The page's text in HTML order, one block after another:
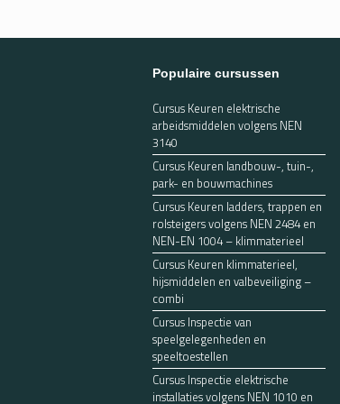
Populaire cursussen
Cursus Keuren elektrische
arbeidsmiddelen volgens NEN
3140
Cursus Keuren landbouw-, tuin-,
park- en bouwmachines
Cursus Keuren ladders, trappen en
rolsteigers volgens NEN 2484 en
NEN-EN 1004 – klimmaterieel
Cursus Keuren klimmaterieel,
hijsmiddelen en valbeveiliging –
combi
Cursus Inspectie van
speelgelegenheden en
speeltoestellen
Cursus Inspectie elektrische
installaties volgens NEN 1010 en